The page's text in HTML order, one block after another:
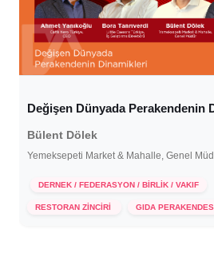
Değişen Dünyada Perakendenin
Bülent Dölek
Yemeksepeti Market & Mahalle, Genel
DERNEK / FEDERASYON / BİRLİK / VAKIF
RESTORAN ZİNCİRİ GIDA